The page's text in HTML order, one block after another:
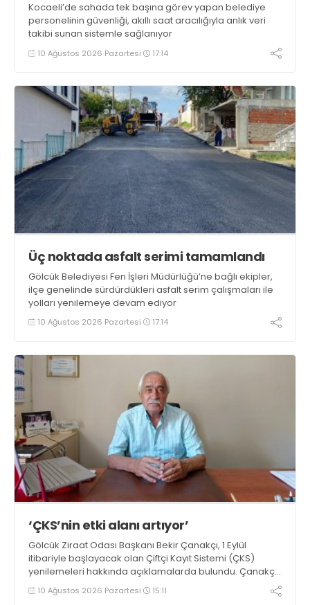
Kocaeli’de sahada tek başına görev yapan belediye
personelinin güvenliği, akıllı saat aracılığıyla anlık veri
takibi sunan sistemle sağlanıyor
10 Ağustos 2026 Pazartesi 17:14
Üç noktada asfalt serimi tamamlandı
Gölcük Belediyesi Fen İşleri Müdürlüğü’ne bağlı ekipler,
ilçe genelinde sürdürdükleri asfalt serim çalışmaları ile
yolları yenilemeye devam ediyor
10 Ağustos 2026 Pazartesi 17:14
‘ÇKS’nin etki alanı artıyor’
Gölcük Ziraat Odası Başkanı Bekir Çanakçı, 1 Eylül
itibariyle başlayacak olan Çiftçi Kayıt Sistemi (ÇKS)
yenilemeleri hakkında açıklamalarda bulundu. Çanakçı,
“Çiftçi Kayıt Sistemi formatı, yaygınlaşması ve etki alanı
her yıl artarak devam etmektedir” dedi
10 Ağustos 2026 Pazartesi 15:11